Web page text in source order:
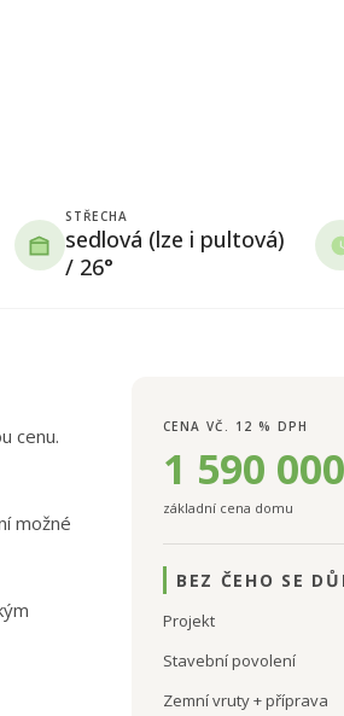
STŘECHA
sedlová (lze i pultová)
/ 26°
cenu.
možné
CENA VČ. 12 % DPH
1 590
základní cena domu
BEZ ČEHO SE
Projekt
Stavební povolení
Zemní vruty + příprava